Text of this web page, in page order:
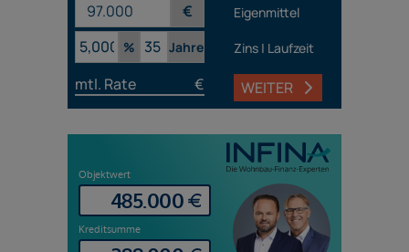
€
Eigenmittel
%
Jahre Zins | Laufzeit
mtl. Rate € WEITER